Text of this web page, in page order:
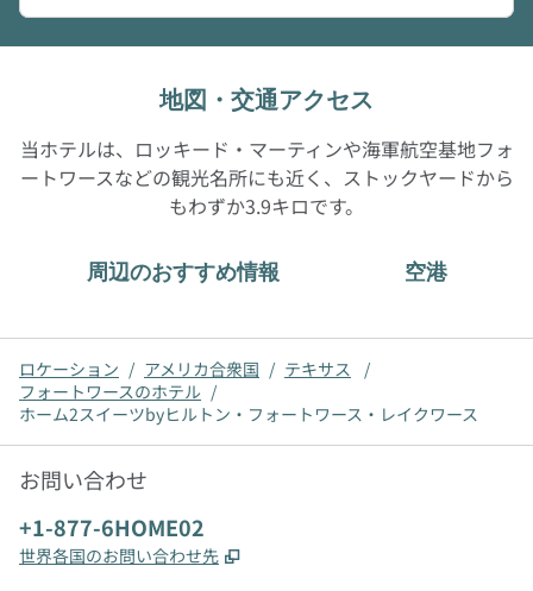
地図・交通アクセス
当ホテルは、ロッキード・マーティンや海軍航空基地フォ
ートワースなどの観光名所にも近く、ストックヤードから
もわずか3.9キロです。
周辺のおすすめ情報 空港
ロケーション / アメリカ合衆国 / テキサス
/
フォートワースのホテル /
ホーム2スイーツbyヒルトン・フォートワース・レイクワース
お問い合わせ
電話番号：
+1-877-6HOME02
世界各国のお問い合わせ先 ,